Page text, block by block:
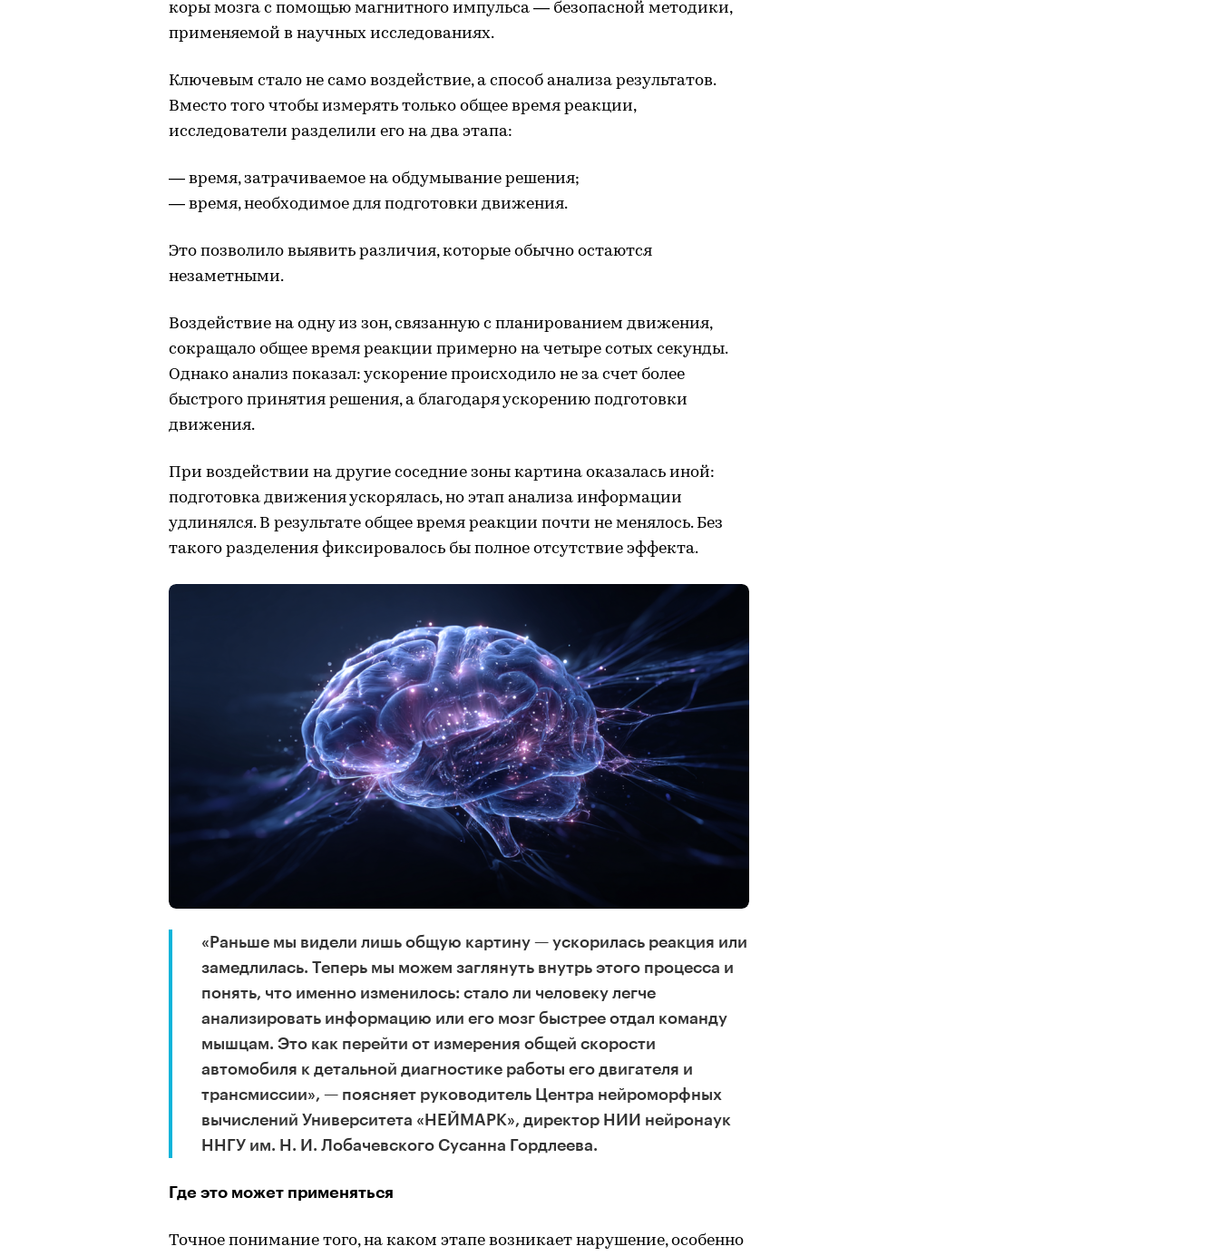
коры мозга с помощью магнитного импульса — безопасной методики,
применяемой в научных исследованиях.
Ключевым стало не само воздействие, а способ анализа результатов.
Вместо того чтобы измерять только общее время реакции,
исследователи разделили его на два этапа:
— время, затрачиваемое на обдумывание решения;
— время, необходимое для подготовки движения.
Это позволило выявить различия, которые обычно остаются
незаметными.
Воздействие на одну из зон, связанную с планированием движения,
сокращало общее время реакции примерно на четыре сотых секунды.
Однако анализ показал: ускорение происходило не за счет более
быстрого принятия решения, а благодаря ускорению подготовки
движения.
При воздействии на другие соседние зоны картина оказалась иной:
подготовка движения ускорялась, но этап анализа информации
удлинялся. В результате общее время реакции почти не менялось. Без
такого разделения фиксировалось бы полное отсутствие эффекта.
«Раньше мы видели лишь общую картину — ускорилась реакция или
замедлилась. Теперь мы можем заглянуть внутрь этого процесса и
понять, что именно изменилось: стало ли человеку легче
анализировать информацию или его мозг быстрее отдал команду
мышцам. Это как перейти от измерения общей скорости
автомобиля к детальной диагностике работы его двигателя и
трансмиссии», — поясняет руководитель Центра нейроморфных
вычислений Университета «НЕЙМАРК», директор НИИ нейронаук
ННГУ им. Н. И. Лобачевского Сусанна Гордлеева.
Где это может применяться
Точное понимание того, на каком этапе возникает нарушение, особенно